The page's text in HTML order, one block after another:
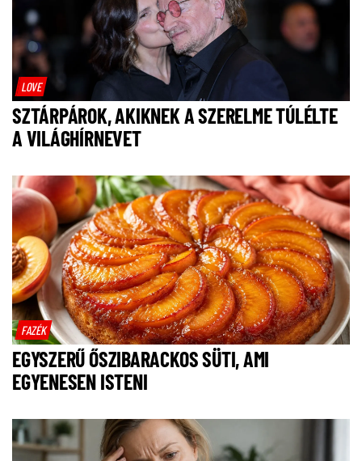
LOVE
SZTÁRPÁROK, AKIKNEK A SZERELME TÚLÉLTE
A VILÁGHÍRNEVET
FAZÉK
EGYSZERŰ ŐSZIBARACKOS SÜTI, AMI
EGYENESEN ISTENI